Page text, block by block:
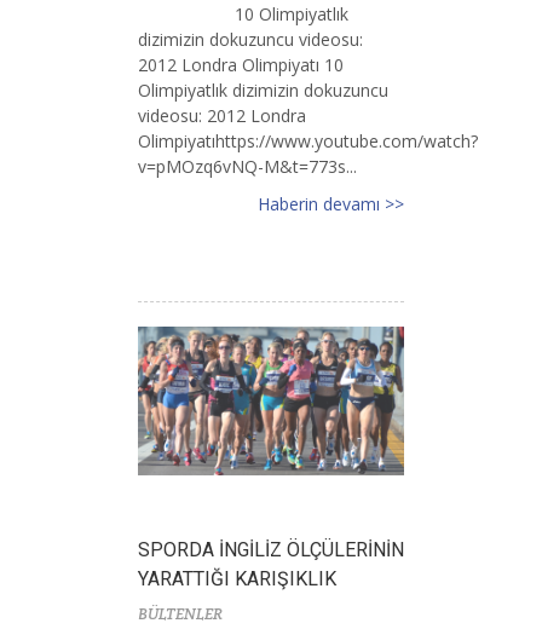
10 Olimpiyatlık
dizimizin dokuzuncu videosu:
2012 Londra Olimpiyatı 10
Olimpiyatlık dizimizin dokuzuncu
videosu: 2012 Londra
Olimpiyatıhttps://www.youtube.com/watch?
v=pMOzq6vNQ-M&t=773s...
Haberin devamı >>
SPORDA İNGİLİZ ÖLÇÜLERİNİN
YARATTIĞI KARIŞIKLIK
BÜLTENLER